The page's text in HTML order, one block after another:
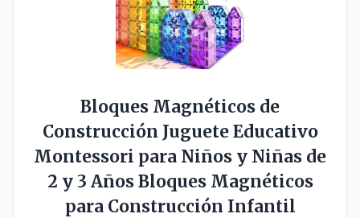
Bloques Magnéticos de
Construcción Juguete Educativo
Montessori para Niños y Niñas de
2 y 3 Años Bloques Magnéticos
para Construcción Infantil